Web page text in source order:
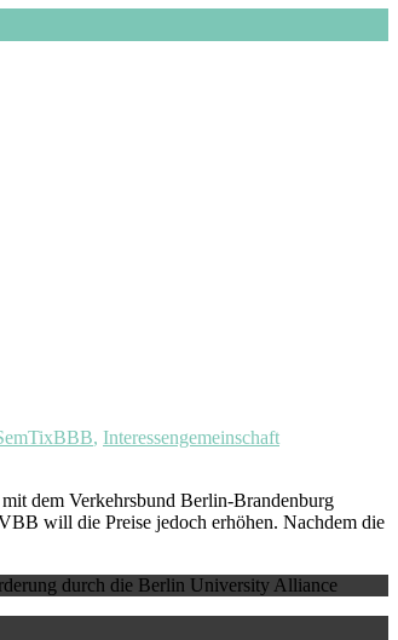
, Interessengemeinschaft
dem Verkehrsbund Berlin-Brandenburg
will die Preise jedoch erhöhen. Nachdem die
durch die Berlin University Alliance